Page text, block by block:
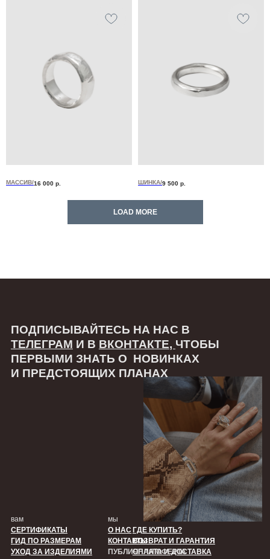
МАССИВ/16 000 р. ШИНКА/9 500 р.
LOAD MORE
РАЗРАБОТКА САЙТА
ГИД ПО РАЗМЕРАМ
ВОЗВРАТ И ГАРАНТИЯ
КОНТАКТЫ
ТЕЛЕГРАМ
ВКОНТАКТЕ
ПОДПИСЫВАЙТЕСЬ НА НАС В